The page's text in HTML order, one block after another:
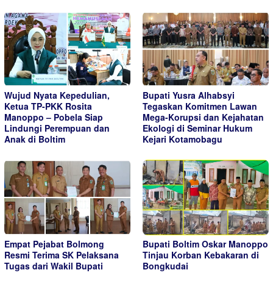
Wujud Nyata Kepedulian,
Ketua TP-PKK Rosita
Manoppo – Pobela Siap
Lindungi Perempuan dan
Anak di Boltim
Bupati Yusra Alhabsyi
Tegaskan Komitmen Lawan
Mega-Korupsi dan Kejahatan
Ekologi di Seminar Hukum
Kejari Kotamobagu
Empat Pejabat Bolmong
Resmi Terima SK Pelaksana
Tugas dari Wakil Bupati
Bupati Boltim Oskar Manoppo
Tinjau Korban Kebakaran di
Bongkudai